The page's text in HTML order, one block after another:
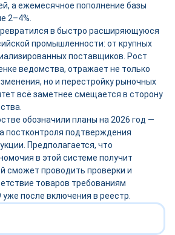
а ежемесячное пополнение базы
2–4%.
в быстро расширяющуюся
промышленности: от крупных
поставщиков. Рост
ведомства, отражает не только
но и перестройку рыночных
всё заметнее смещается в сторону
обозначили планы на 2026 год —
постконтроля подтверждения
Предполагается, что
в этой системе получит
сможет проводить проверки и
товаров требованиям
после включения в реестр.